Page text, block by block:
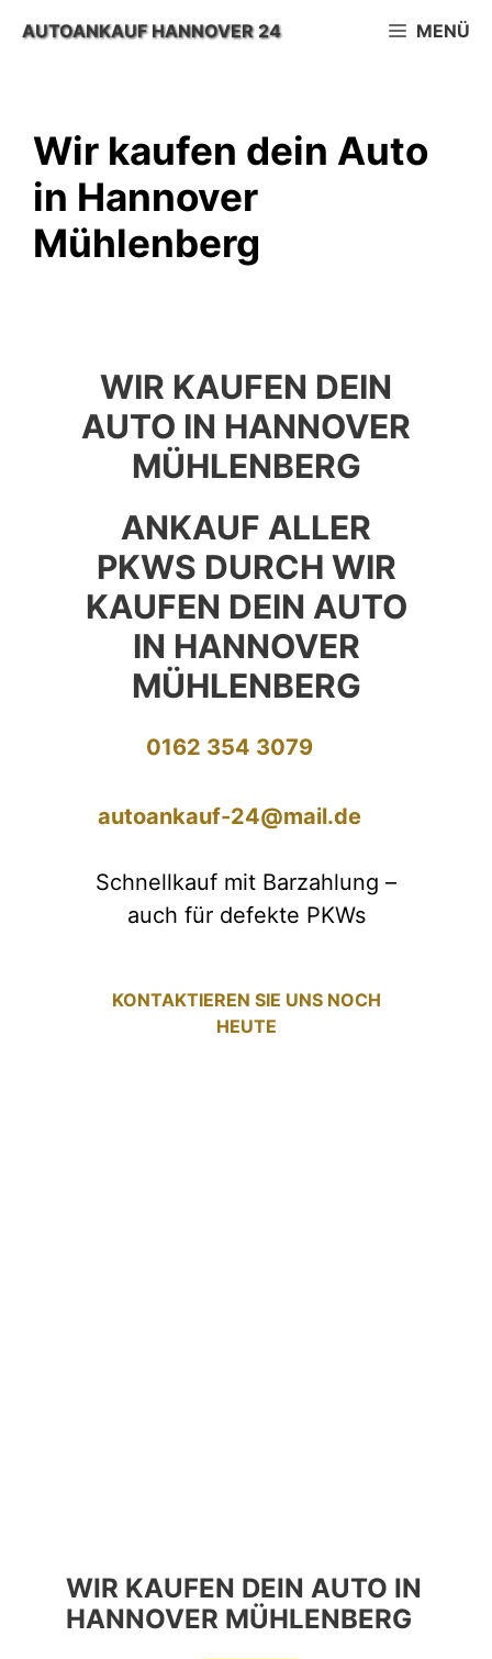
InhaltAUTOANKAUF HANNOVER 24 MENÜ
Wir kaufen dein Auto
in Hannover
Mühlenberg
WIR KAUFEN DEIN
AUTO IN HANNOVER
MÜHLENBERG
ANKAUF ALLER
PKWS DURCH WIR
KAUFEN DEIN AUTO
IN HANNOVER
MÜHLENBERG
0162 354 3079
autoankauf-24@mail.de
Schnellkauf mit Barzahlung –
auch für defekte PKWs
KONTAKTIEREN SIE UNS NOCH
HEUTE
WIR KAUFEN DEIN AUTO IN
HANNOVER MÜHLENBERG